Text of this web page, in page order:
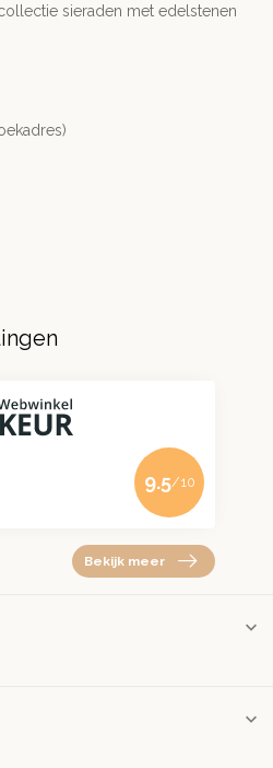
sieraden met edelstenen
9.5/10
Bekijk meer